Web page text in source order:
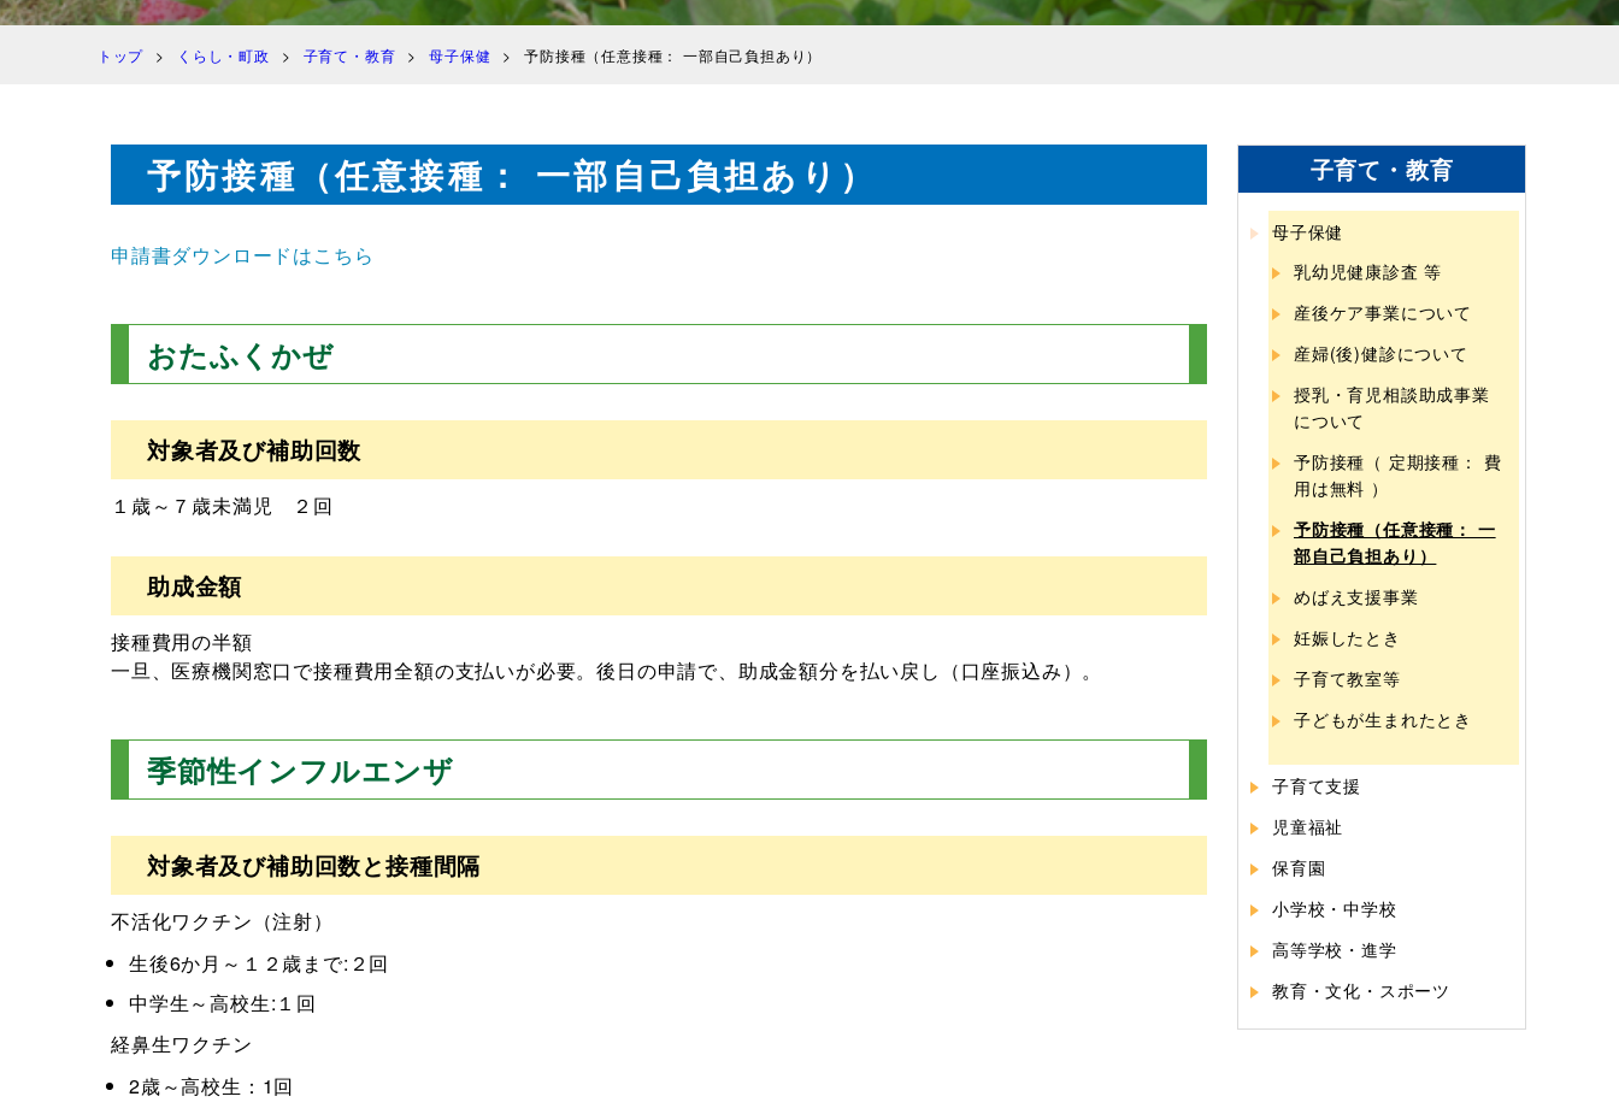
トップ くらし・町政 子育て・教育 母子保健 予防接種（任意接種： 一部自己負担あり）
予防接種（任意接種： 一部自己負担あり）
申請書ダウンロードはこちら
おたふくかぜ
対象者及び補助回数
１歳～７歳未満児 ２回
助成金額
接種費用の半額
一旦、医療機関窓口で接種費用全額の支払いが必要。後日の申請で、助成金額分を払い戻し（口座振込み）。
季節性インフルエンザ
対象者及び補助回数と接種間隔
不活化ワクチン（注射）
生後6か月～１２歳まで:２回
中学生～高校生:１回
経鼻生ワクチン
2歳～高校生：1回
子育て・教育
母子保健
乳幼児健康診査 等
産後ケア事業について
産婦(後)健診について
授乳・育児相談助成事業
について
予防接種（ 定期接種： 費
用は無料 ）
予防接種（任意接種： 一
部自己負担あり）
めばえ支援事業
妊娠したとき
子育て教室等
子どもが生まれたとき
子育て支援
児童福祉
保育園
小学校・中学校
高等学校・進学
教育・文化・スポーツ